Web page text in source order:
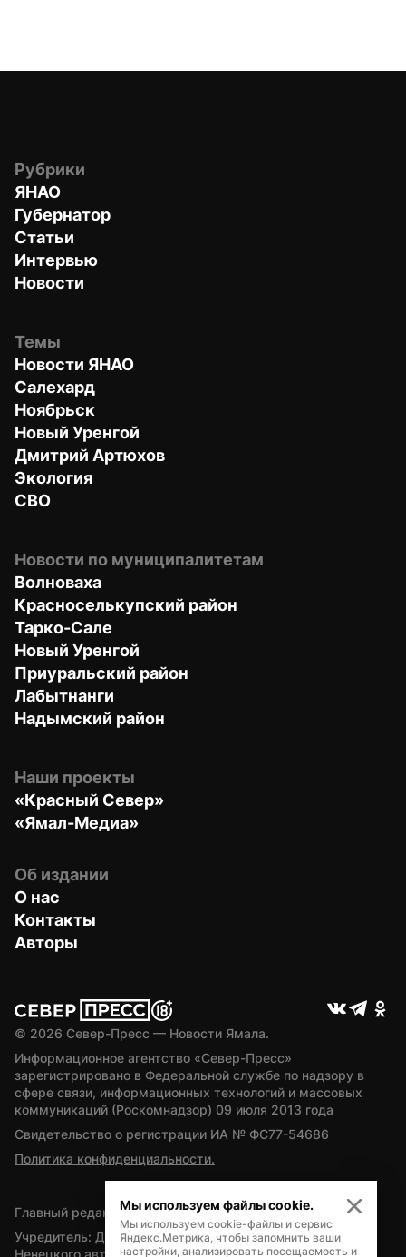
Рубрики
ЯНАО
Губернатор
Статьи
Интервью
Новости
Темы
Новости ЯНАО
Салехард
Ноябрьск
Новый Уренгой
Дмитрий Артюхов
Экология
СВО
Новости по муниципалитетам
Волноваха
Красноселькупский район
Тарко-Сале
Новый Уренгой
Приуральский район
Лабытнанги
Надымский район
Наши проекты
«Красный Север»
«Ямал-Медиа»
Об издании
О нас
Контакты
Авторы
© 2026 Север-Пресс — Новости Ямала.
Информационное агентство «Север-Пресс»
зарегистрировано в Федеральной службе по надзору в
сфере связи, информационных технологий и массовых
коммуникаций (Роскомнадзор) 09 июля 2013 года
Свидетельство о регистрации ИА № ФС77-54686
Политика конфиденциальности.
Главный редактор — А.Л. Поздеев
Учредитель: Департамент внутренней политики Ямало-
Ненецкого автономного округа
Мы используем файлы cookie.
Мы используем cookie-файлы и сервис
Яндекс.Метрика, чтобы запомнить ваши
настройки, анализировать посещаемость и